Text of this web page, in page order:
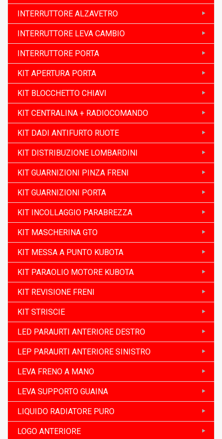
INTERRUTTORE ALZAVETRO
INTERRUTTORE LEVA CAMBIO
INTERRUTTORE PORTA
KIT APERTURA PORTA
KIT BLOCCHETTO CHIAVI
KIT CENTRALINA + RADIOCOMANDO
KIT DADI ANTIFURTO RUOTE
KIT DISTRIBUZIONE LOMBARDINI
KIT GUARNIZIONI PINZA FRENI
KIT GUARNIZIONI PORTA
KIT INCOLLAGGIO PARABREZZA
KIT MASCHERINA GTO
KIT MESSA A PUNTO KUBOTA
KIT PARAOLIO MOTORE KUBOTA
KIT REVISIONE FRENI
KIT STRISCIE
LED PARAURTI ANTERIORE DESTRO
LEP PARAURTI ANTERIORE SINISTRO
LEVA FRENO A MANO
LEVA SUPPORTO GUAINA
LIQUIDO RADIATORE PURO
LOGO ANTERIORE